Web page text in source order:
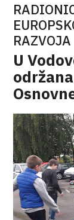
RAZVOJA
U